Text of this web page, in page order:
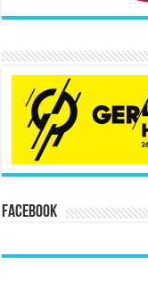
Facebook